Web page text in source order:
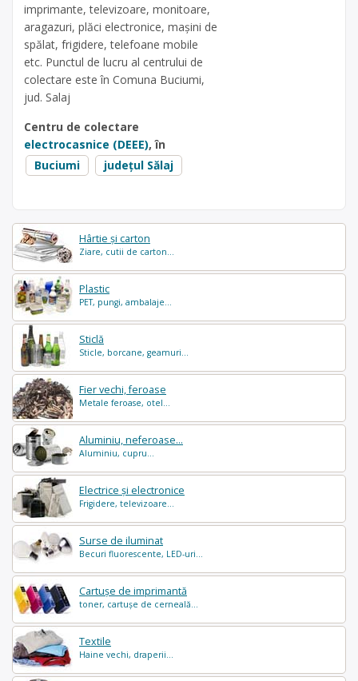
Hârtie și carton
Ziare, cutii de carton...
Plastic
PET, pungi, ambalaje...
Sticlă
Sticle, borcane, geamuri...
Fier vechi, feroase
Metale feroase, otel...
Aluminiu, neferoase...
Aluminiu, cupru...
Electrice și electronice
Frigidere, televizoare...
Surse de iluminat
Becuri fluorescente, LED-uri...
Cartușe de imprimantă
toner, cartușe de cerneală...
Textile
Haine vechi, draperii...
imprimante, televizoare, monitoare,
aragazuri, plăci electronice, mașini de
spălat, frigidere, telefoane mobile
etc. Punctul de lucru al centrului de
colectare este în Comuna Buciumi,
jud. Salaj
Centru de colectare
electrocasnice (DEEE), în
Buciumi
județul Sălaj